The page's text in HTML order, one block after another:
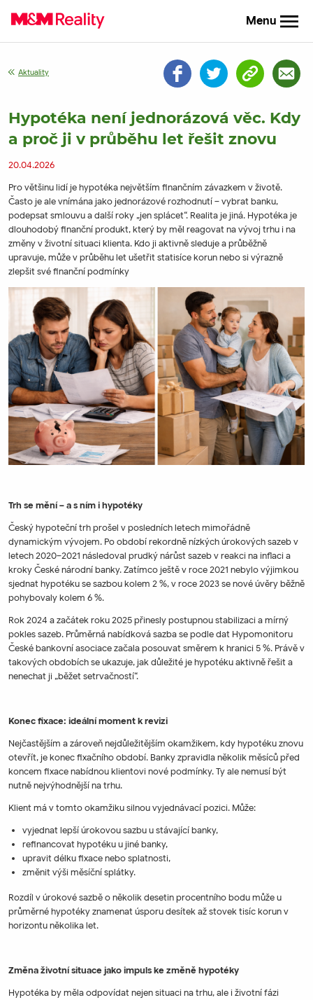
Menu
Aktuality
Hypotéka není jednorázová věc. Kdy
a proč ji v průběhu let řešit znovu
20.04.2026
Pro většinu lidí je hypotéka největším finančním závazkem v životě.
Často je ale vnímána jako jednorázové rozhodnutí – vybrat banku,
podepsat smlouvu a další roky „jen splácet“. Realita je jiná. Hypotéka je
dlouhodobý finanční produkt, který by měl reagovat na vývoj trhu i na
změny v životní situaci klienta. Kdo ji aktivně sleduje a průběžně
upravuje, může v průběhu let ušetřit statisíce korun nebo si výrazně
zlepšit své finanční podmínky
Trh se mění – a s ním i hypotéky
Český hypoteční trh prošel v posledních letech mimořádně
dynamickým vývojem. Po období rekordně nízkých úrokových sazeb v
letech 2020–2021 následoval prudký nárůst sazeb v reakci na inflaci a
kroky České národní banky. Zatímco ještě v roce 2021 nebylo výjimkou
sjednat hypotéku se sazbou kolem 2 %, v roce 2023 se nové úvěry běžně
pohybovaly kolem 6 %.
Rok 2024 a začátek roku 2025 přinesly postupnou stabilizaci a mírný
pokles sazeb. Průměrná nabídková sazba se podle dat Hypomonitoru
České bankovní asociace začala posouvat směrem k hranici 5 %. Právě v
takových obdobích se ukazuje, jak důležité je hypotéku aktivně řešit a
nenechat ji „běžet setrvačností“.
Konec fixace: ideální moment k revizi
Nejčastějším a zároveň nejdůležitějším okamžikem, kdy hypotéku znovu
otevřít, je konec fixačního období. Banky zpravidla několik měsíců před
koncem fixace nabídnou klientovi nové podmínky. Ty ale nemusí být
nutně nejvýhodnější na trhu.
Klient má v tomto okamžiku silnou vyjednávací pozici. Může:
vyjednat lepší úrokovou sazbu u stávající banky,
refinancovat hypotéku u jiné banky,
upravit délku fixace nebo splatnosti,
změnit výši měsíční splátky.
Rozdíl v úrokové sazbě o několik desetin procentního bodu může u
průměrné hypotéky znamenat úsporu desítek až stovek tisíc korun v
horizontu několika let.
Změna životní situace jako impuls ke změně hypotéky
Hypotéka by měla odpovídat nejen situaci na trhu, ale i životní fázi